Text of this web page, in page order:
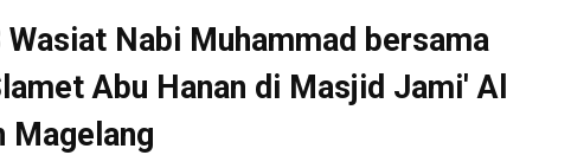
Nabi Muhammad bersama
Abu Hanan di Masjid Jami' Al
Magelang